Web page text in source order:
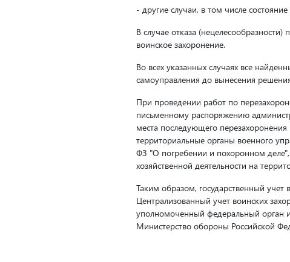
- другие случаи, в том числе состояние
В случае отказа
воинское захоронение.
Во всех указанных случаях все
самоуправления до вынесения
При проведении работ по
письменному распоряжению
места последующего
территориальные органы военного
ФЗ "О погребении и похоронном
хозяйственной деятельности на
Таким образом, государственный учет
Централизованный учет воинских
уполномоченный федеральный орган
Министерство обороны Российской